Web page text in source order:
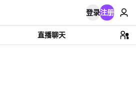
登录注册
直播聊天